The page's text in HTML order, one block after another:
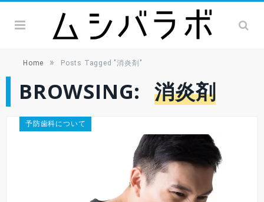
Home » Posts Tagged "消炎剤"
BROWSING: 消炎剤
予防歯科について